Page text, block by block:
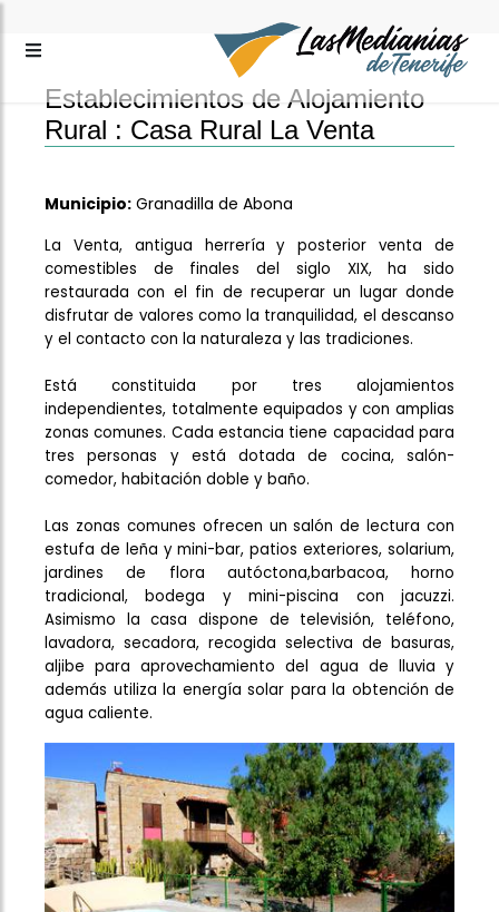
Establecimientos de Alojamiento
Rural : Casa Rural La Venta
Municipio: Granadilla de Abona
La Venta, antigua herrería y posterior venta de
comestibles de finales del siglo XIX, ha sido
restaurada con el fin de recuperar un lugar donde
disfrutar de valores como la tranquilidad, el descanso
y el contacto con la naturaleza y las tradiciones.
Está constituida por tres alojamientos
independientes, totalmente equipados y con amplias
zonas comunes. Cada estancia tiene capacidad para
tres personas y está dotada de cocina, salón-
comedor, habitación doble y baño.
Las zonas comunes ofrecen un salón de lectura con
estufa de leña y mini-bar, patios exteriores, solarium,
jardines de flora autóctona,barbacoa, horno
tradicional, bodega y mini-piscina con jacuzzi.
Asimismo la casa dispone de televisión, teléfono,
lavadora, secadora, recogida selectiva de basuras,
aljibe para aprovechamiento del agua de lluvia y
además utiliza la energía solar para la obtención de
agua caliente.